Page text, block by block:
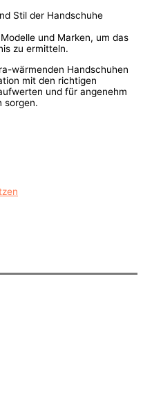
Stil der Handschuhe
und Marken, um das
zu ermitteln.
wärmenden Handschuhen
mit den richtigen
und für angenehm
sorgen.